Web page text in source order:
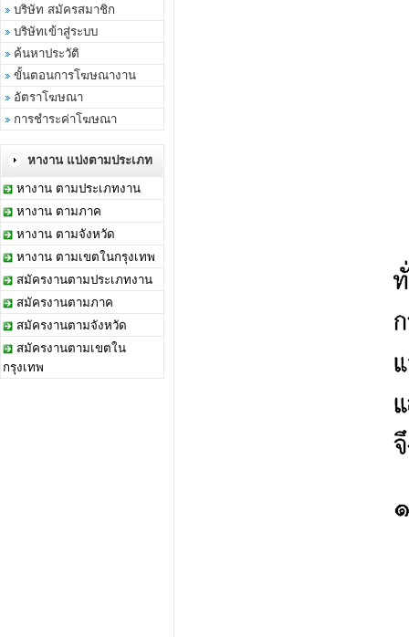
บริษัท สมัครสมาชิก
บริษัทเข้าสู่ระบบ
ค้นหาประวัติ
ขั้นตอนการโฆษณางาน
อัตราโฆษณา
การชำระค่าโฆษณา
หางาน แบ่งตามประเภท
หางาน ตามประเภทงาน
หางาน ตามภาค
หางาน ตามจังหวัด
หางาน ตามเขตในกรุงเทพ
สมัครงานตามประเภทงาน
สมัครงานตามภาค
สมัครงานตามจังหวัด
สมัครงานตามเขตใน
กรุงเทพ